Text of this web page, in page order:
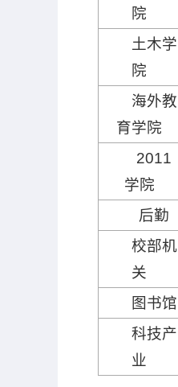
院
土木学
院
海外教
育学院
2011
学院
后勤
校部机
关
图书馆
科技产
业